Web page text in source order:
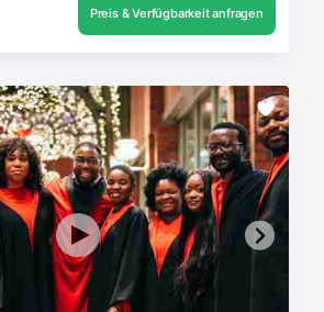
Preis & Verfügbarkeit anfragen